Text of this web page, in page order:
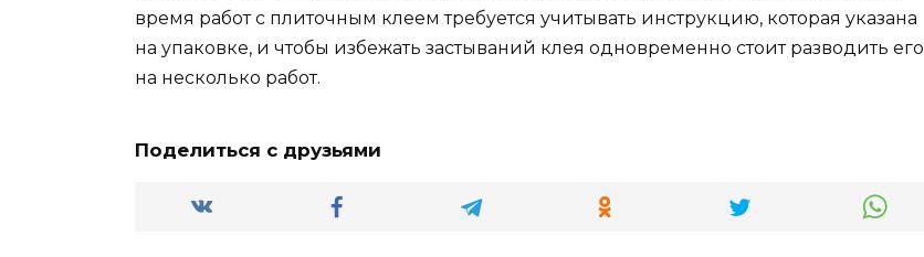
время работ с плиточным клеем требуется учитывать инструкцию, которая указана
на упаковке, и чтобы избежать застываний клея одновременно стоит разводить его
на несколько работ.
Поделиться с друзьями